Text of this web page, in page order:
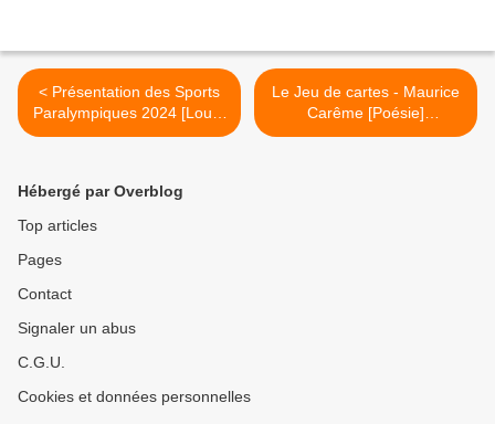
< Présentation des Sports
Paralympiques 2024 [Loup]
[Sport]
Le Jeu de cartes - Maurice
Carême [Poésie]
[Élémentaire] >
Hébergé par Overblog
Top articles
Pages
Contact
Signaler un abus
C.G.U.
Cookies et données personnelles